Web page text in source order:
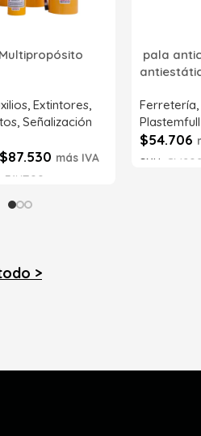
, Extintores,
, Señalización
$87.530 más IVA
71NT00
opciones
pala
Ferretería
Plastemfull
$54.706
SKU:
>